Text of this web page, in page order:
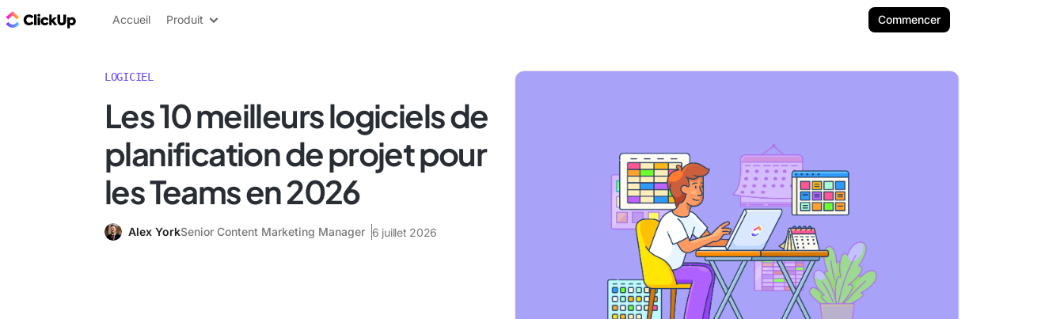
ClickUp Blog
Accueil Produit Commencer
LOGICIEL
Les 10 meilleurs logiciels de
planification de projet pour
les Teams en 2026
Alex YorkSenior Content Marketing Manager 6 juillet 2026